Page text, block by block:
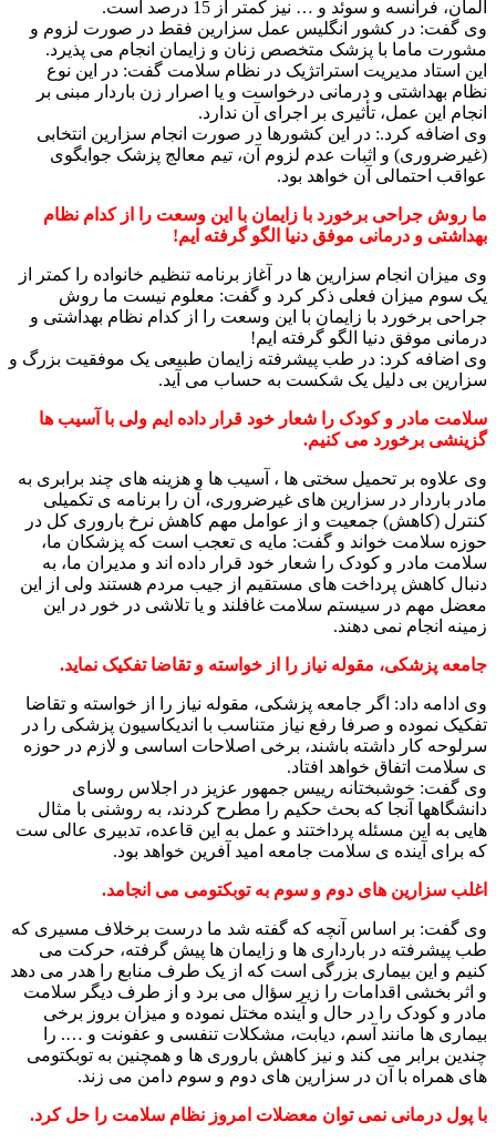
آلمان، فرانسه و سوئد و … نیز کمتر از 15 درصد است.
وی گفت: در کشور انگلیس عمل سزارین فقط در صورت لزوم و
مشورت ماما با پزشک متخصص زنان و زایمان انجام می پذیرد.
این استاد مدیریت استراتژیک در نظام سلامت گفت: در این نوع
نظام بهداشتی و درمانی درخواست و یا اصرار زن باردار مبنی بر
انجام این عمل، تأثیری بر اجرای آن ندارد.
وی اضافه کرد.: در این کشورها در صورت انجام سزارین انتخابی
(غیرضروری) و اثبات عدم لزوم آن، تیم معالج پزشک جوابگوی
عواقب احتمالی آن خواهد بود.
ما روش جراحی برخورد با زایمان با این وسعت را از کدام نظام
بهداشتی و درمانی موفق دنیا الگو گرفته ایم!
وی میزان انجام سزارین ها در آغاز برنامه تنظیم خانواده را کمتر از
یک سوم میزان فعلی ذکر کرد و گفت: معلوم نیست ما روش
جراحی برخورد با زایمان با این وسعت را از کدام نظام بهداشتی و
درمانی موفق دنیا الگو گرفته ایم!
وی اضافه کرد: در طب پیشرفته زایمان طبیعی یک موفقیت بزرگ و
سزارین بی دلیل یک شکست به حساب می آید.
سلامت مادر و کودک را شعار خود قرار داده ایم ولی با آسیب ها
گزینشی برخورد می کنیم.
وی علاوه بر تحمیل سختی ها ، آسیب ها و هزینه های چند برابری به
مادر باردار در سزارین های غیرضروری، آن را برنامه ی تکمیلی
کنترل (کاهش) جمعیت و از عوامل مهم کاهش نرخ باروری کل در
حوزه سلامت خواند و گفت: مایه ی تعجب است که پزشکان ما،
سلامت مادر و کودک را شعار خود قرار داده اند و مدیران ما، به
دنبال کاهش پرداخت های مستقیم از جیب مردم هستند ولی از این
معضل مهم در سیستم سلامت غافلند و یا تلاشی در خور در این
زمینه انجام نمی دهند.
جامعه پزشکی، مقوله نیاز را از خواسته و تقاضا تفکیک نماید.
وی ادامه داد: اگر جامعه پزشکی، مقوله نیاز را از خواسته و تقاضا
تفکیک نموده و صرفا رفع نیاز متناسب با اندیکاسیون پزشکی را در
سرلوحه کار داشته باشند، برخی اصلاحات اساسی و لازم در حوزه
ی سلامت اتفاق خواهد افتاد.
وی گفت: خوشبختانه رییس جمهور عزیز در اجلاس روسای
دانشگاهها آنجا که بحث حکیم را مطرح کردند، به روشنی با مثال
هایی به این مسئله پرداختند و عمل به این قاعده، تدبیری عالی ست
که برای آینده ی سلامت جامعه امید آفرین خواهد بود.
اغلب سزارین های دوم و سوم به توبکتومی می انجامد.
وی گفت: بر اساس آنچه که گفته شد ما درست برخلاف مسیری که
طب پیشرفته در بارداری ها و زایمان ها پیش گرفته، حرکت می
کنیم و این بیماری بزرگی است که از یک طرف منابع را هدر می دهد
و اثر بخشی اقدامات را زیر سؤال می برد و از طرف دیگر سلامت
مادر و کودک را در حال و آینده مختل نموده و میزان بروز برخی
بیماری ها مانند آسم، دیابت، مشکلات تنفسی و عفونت و …. را
چندین برابر می کند و نیز کاهش باروری ها و همچنین به توبکتومی
های همراه با آن در سزارین های دوم و سوم دامن می زند.
با پول درمانی نمی توان معضلات امروز نظام سلامت را حل کرد.